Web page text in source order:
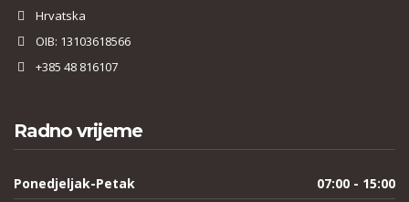
Hrvatska
OIB: 13103618566
+385 48 816107
Radno vrijeme
Ponedjeljak-Petak 07:00 - 15:00